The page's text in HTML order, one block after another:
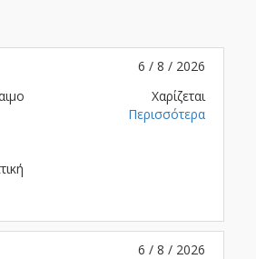
6 / 8 / 2026
Χαρίζεται
Περισσότερα
6 / 8 / 2026